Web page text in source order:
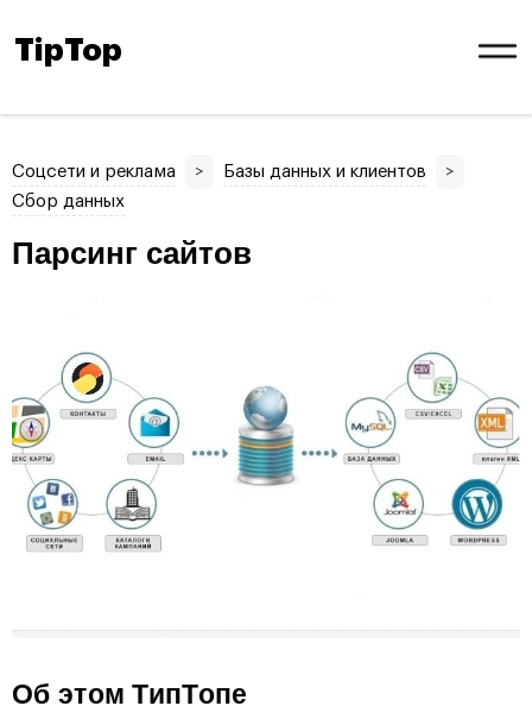
TipTop
Соцсети и реклама > Базы данных и клиентов
>
Сбор данных
Парсинг сайтов
Об этом ТипТопе